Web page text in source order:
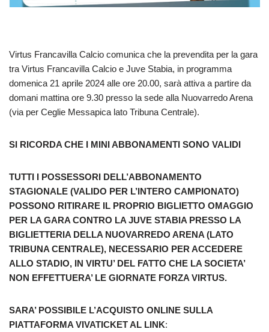
Virtus Francavilla Calcio comunica che la prevendita per la gara
tra Virtus Francavilla Calcio e Juve Stabia, in programma
domenica 21 aprile 2024 alle ore 20.00, sarà attiva a partire da
domani mattina ore 9.30 presso la sede alla Nuovarredo Arena
(via per Ceglie Messapica lato Tribuna Centrale).
SI RICORDA CHE I MINI ABBONAMENTI SONO VALIDI
TUTTI I POSSESSORI DELL’ABBONAMENTO
STAGIONALE (VALIDO PER L’INTERO CAMPIONATO)
POSSONO RITIRARE IL PROPRIO BIGLIETTO OMAGGIO
PER LA GARA CONTRO LA JUVE STABIA PRESSO LA
BIGLIETTERIA DELLA NUOVARREDO ARENA (LATO
TRIBUNA CENTRALE), NECESSARIO PER ACCEDERE
ALLO STADIO, IN VIRTU’ DEL FATTO CHE LA SOCIETA’
NON EFFETTUERA’ LE GIORNATE FORZA VIRTUS.
SARA’ POSSIBILE L’ACQUISTO ONLINE SULLA
PIATTAFORMA VIVATICKET AL LINK: